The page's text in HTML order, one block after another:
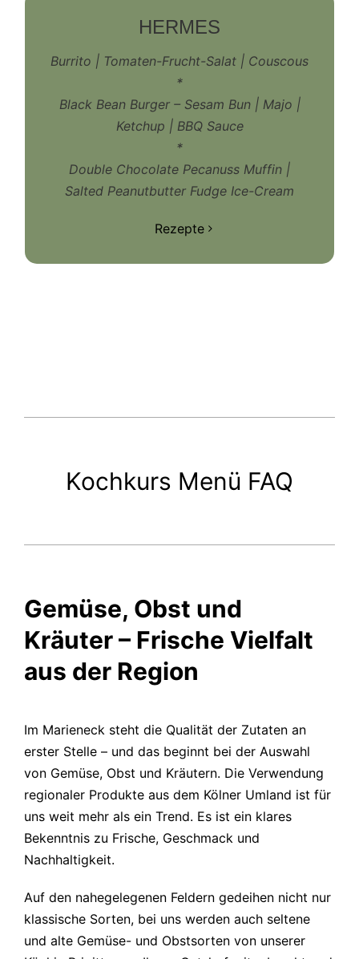
HERMES
Burrito | Tomaten-Frucht-Salat | Couscous
*
Black Bean Burger – Sesam Bun | Majo |
Ketchup | BBQ Sauce
*
Double Chocolate Pecanuss Muffin |
Salted Peanutbutter Fudge Ice-Cream
Rezepte
Kochkurs Menü FAQ
Gemüse, Obst und
Kräuter – Frische Vielfalt
aus der Region
Im Marieneck steht die Qualität der Zutaten an
erster Stelle – und das beginnt bei der Auswahl
von Gemüse, Obst und Kräutern. Die Verwendung
regionaler Produkte aus dem Kölner Umland ist für
uns weit mehr als ein Trend. Es ist ein klares
Bekenntnis zu Frische, Geschmack und
Nachhaltigkeit.
Auf den nahegelegenen Feldern gedeihen nicht nur
klassische Sorten, bei uns werden auch seltene
und alte Gemüse- und Obstsorten von unserer